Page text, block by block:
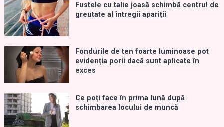
Fustele cu talie joasă schimbă centrul de
greutate al întregii apariții
Fondurile de ten foarte luminoase pot
evidenția porii dacă sunt aplicate în
exces
Ce poți face în prima lună după
schimbarea locului de muncă